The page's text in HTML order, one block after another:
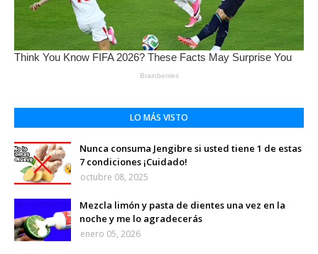
LO MÁS VISTO
Nunca consuma Jengibre si usted tiene 1 de estas
7 condiciones ¡Cuidado!
octubre 08, 2025
Mezcla limón y pasta de dientes una vez en la
noche y me lo agradecerás
enero 05, 2026